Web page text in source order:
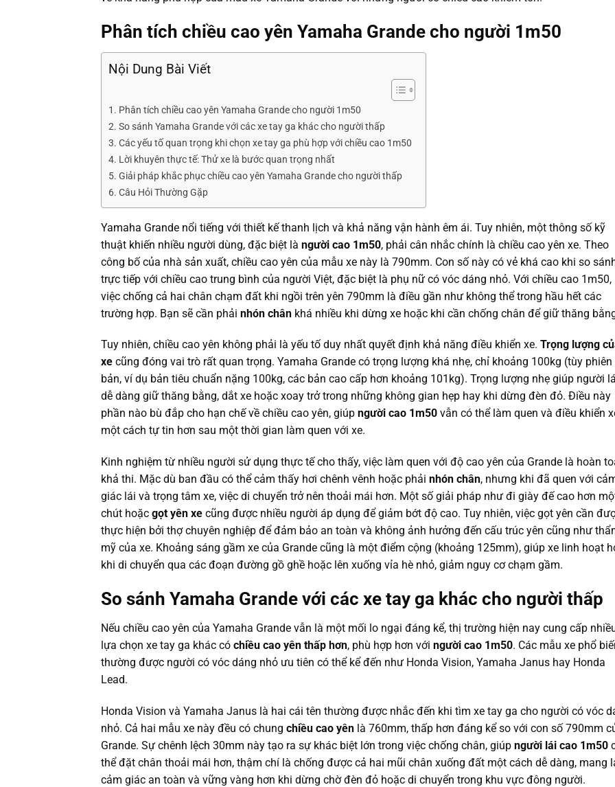
Phân tích chiều cao yên Yamaha Grande cho người 1m50
Nội Dung Bài Viết
Phân tích chiều cao yên Yamaha Grande cho người 1m50
So sánh Yamaha Grande với các xe tay ga khác cho người thấp
Các yếu tố quan trọng khi chọn xe tay ga phù hợp với chiều cao 1m50
Lời khuyên thực tế: Thử xe là bước quan trọng nhất
Giải pháp khắc phục chiều cao yên Yamaha Grande cho người thấp
Câu Hỏi Thường Gặp
Yamaha Grande nổi tiếng với thiết kế thanh lịch và khả năng vận hành êm ái. Tuy nhiên, một thông số kỹ
thuật khiến nhiều người dùng, đặc biệt là người cao 1m50, phải cân nhắc chính là chiều cao yên xe. Theo
công bố của nhà sản xuất, chiều cao yên của mẫu xe này là 790mm. Con số này có vẻ khá cao khi so
trực tiếp với chiều cao trung bình của người Việt, đặc biệt là phụ nữ có vóc dáng nhỏ. Với chiều cao 1m50,
việc chống cả hai chân chạm đất khi ngồi trên yên 790mm là điều gần như không thể trong hầu hết các
trường hợp. Bạn sẽ cần phải nhón chân khá nhiều khi dừng xe hoặc khi cần chống chân để giữ thăng
Tuy nhiên, chiều cao yên không phải là yếu tố duy nhất quyết định khả năng điều khiển xe. Trọng lượng
xe cũng đóng vai trò rất quan trọng. Yamaha Grande có trọng lượng khá nhẹ, chỉ khoảng 100kg (tùy phiên
bản, ví dụ bản tiêu chuẩn nặng 100kg, các bản cao cấp hơn khoảng 101kg). Trọng lượng nhẹ giúp người
dễ dàng giữ thăng bằng, dắt xe hoặc xoay trở trong những không gian hẹp hay khi dừng đèn đỏ. Điều này
phần nào bù đắp cho hạn chế về chiều cao yên, giúp người cao 1m50 vẫn có thể làm quen và điều khiển
một cách tự tin hơn sau một thời gian làm quen với xe.
Kinh nghiệm từ nhiều người sử dụng thực tế cho thấy, việc làm quen với độ cao yên của Grande là hoàn
khả thi. Mặc dù ban đầu có thể cảm thấy hơi chênh vênh hoặc phải nhón chân, nhưng khi đã quen với
giác lái và trọng tâm xe, việc di chuyển trở nên thoải mái hơn. Một số giải pháp như đi giày đế cao hơn
chút hoặc gọt yên xe cũng được nhiều người áp dụng để giảm bớt độ cao. Tuy nhiên, việc gọt yên cần
thực hiện bởi thợ chuyên nghiệp để đảm bảo an toàn và không ảnh hưởng đến cấu trúc yên cũng như
mỹ của xe. Khoảng sáng gầm xe của Grande cũng là một điểm cộng (khoảng 125mm), giúp xe linh hoạt
khi di chuyển qua các đoạn đường gồ ghề hoặc lên xuống vỉa hè nhỏ, giảm nguy cơ chạm gầm.
So sánh Yamaha Grande với các xe tay ga khác cho người thấp
Nếu chiều cao yên của Yamaha Grande vẫn là một mối lo ngại đáng kể, thị trường hiện nay cung cấp
lựa chọn xe tay ga khác có chiều cao yên thấp hơn, phù hợp hơn với người cao 1m50. Các mẫu xe phổ
thường được người có vóc dáng nhỏ ưu tiên có thể kể đến như Honda Vision, Yamaha Janus hay Honda
Lead.
Honda Vision và Yamaha Janus là hai cái tên thường được nhắc đến khi tìm xe tay ga cho người có vóc
nhỏ. Cả hai mẫu xe này đều có chung chiều cao yên là 760mm, thấp hơn đáng kể so với con số 790mm
Grande. Sự chênh lệch 30mm này tạo ra sự khác biệt lớn trong việc chống chân, giúp người lái cao 1m50
thể đặt chân thoải mái hơn, thậm chí là chống được cả hai mũi chân xuống đất một cách dễ dàng, mang
cảm giác an toàn và vững vàng hơn khi dừng chờ đèn đỏ hoặc di chuyển trong khu vực đông người.